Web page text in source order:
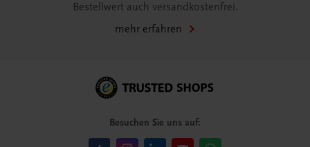
Bestellwert auch versandkostenfrei.
mehr erfahren
Besuchen Sie uns auf: